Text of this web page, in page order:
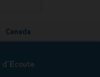
Canada